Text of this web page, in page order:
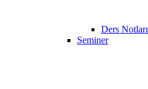
Ders Notları
Seminer